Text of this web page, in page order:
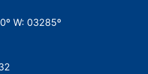
W: 03285º